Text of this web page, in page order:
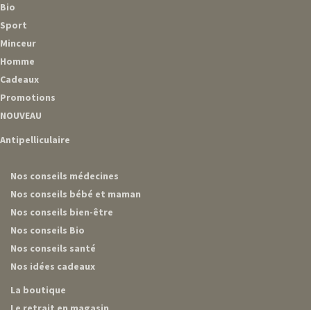
Bio
Sport
Minceur
Homme
Cadeaux
Promotions
NOUVEAU
Antipelliculaire
Nos conseils médecines
Nos conseils bébé et maman
Nos conseils bien-être
Nos conseils Bio
Nos conseils santé
Nos idées cadeaux
La boutique